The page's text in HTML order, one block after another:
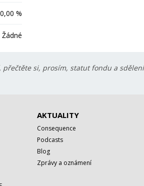
%
Žádné
si, prosím, statut fondu a
AKTUALITY
Consequence
Podcasts
Blog
Zprávy a oznámení